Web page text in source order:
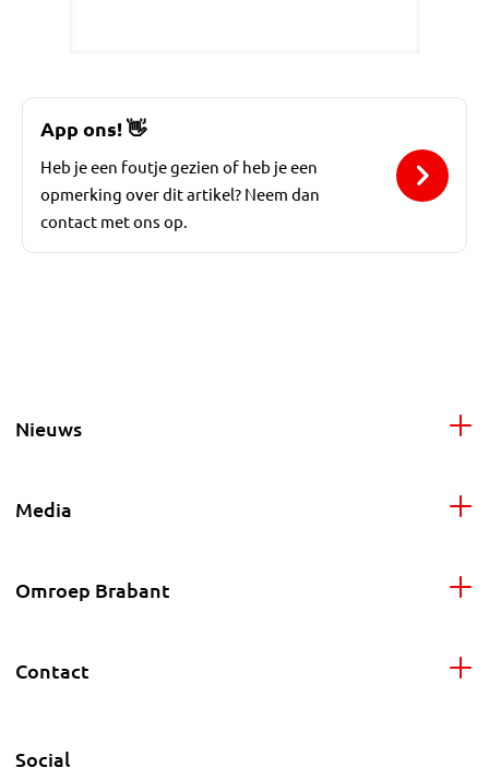
App ons!👋
Heb je een foutje gezien of heb je een
opmerking over dit artikel? Neem dan
contact met ons op.
Nieuws
Media
Omroep Brabant
Contact
Social